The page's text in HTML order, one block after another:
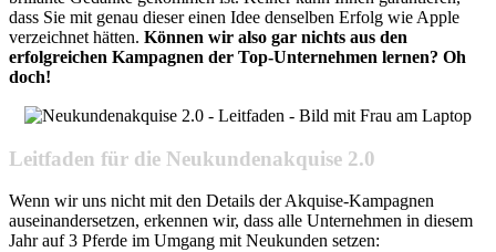
dass Sie mit genau dieser einen Idee denselben Erfolg wie Apple
verzeichnet hätten. Können wir also gar nichts aus den
erfolgreichen Kampagnen der Top-Unternehmen lernen? Oh
doch!
Leitfaden für die Neukundenakquise 2.0
Wenn wir uns nicht mit den Details der Akquise-Kampagnen
auseinandersetzen, erkennen wir, dass alle Unternehmen in diesem
Jahr auf 3 Pferde im Umgang mit Neukunden setzen: